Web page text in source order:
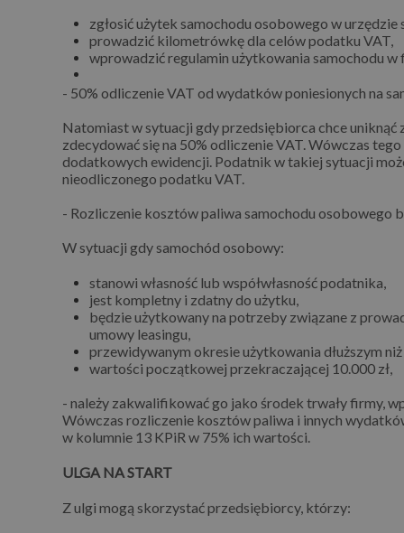
zgłosić użytek samochodu osobowego w
prowadzić kilometrówkę dla celów podatku VAT,
wprowadzić regulamin użytkowania samochodu w
- 50% odliczenie VAT od wydatków poniesionych na
Natomiast w sytuacji gdy przedsiębiorca chce
zdecydować się na 50% odliczenie VAT. Wówczas
dodatkowych ewidencji. Podatnik w takiej sytuacji
nieodliczonego podatku VAT.
- Rozliczenie kosztów paliwa samochodu osobowego
W sytuacji gdy samochód osobowy:
stanowi własność lub współwłasność podatnika,
jest kompletny i zdatny do użytku,
będzie użytkowany na potrzeby związane z
umowy leasingu,
przewidywanym okresie użytkowania dłuższym
wartości początkowej przekraczającej 10.000 zł,
- należy zakwalifikować go jako środek trwały firmy,
Wówczas rozliczenie kosztów paliwa i innych
w kolumnie 13 KPiR w 75% ich wartości.
ULGA NA START
Z ulgi mogą skorzystać przedsiębiorcy, którzy: